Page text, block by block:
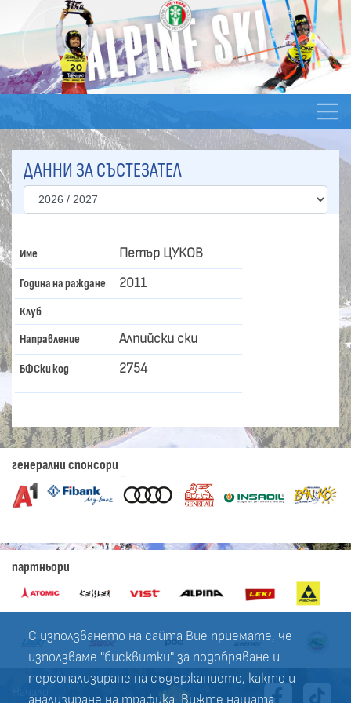
С използването на сайта Вие приемате, че
използваме "бисквитки" за подобряване и
персонализиране на съдържанието, както и
анализиране на трафика. Вижте нашата
ДАННИ ЗА СЪСТЕЗАТЕЛ
Име Петър ЦУКОВ
Година на раждане 2011
Клуб
Направление Алпийски ски
БФСки код 2754
генерални спонсори
партньори